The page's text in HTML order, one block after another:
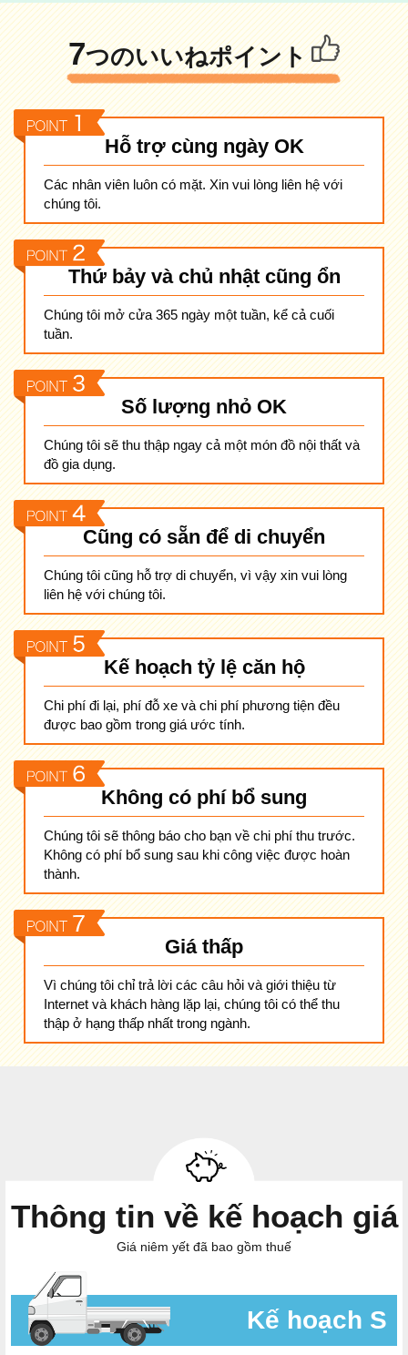
7つのいいねポイント
Hỗ trợ cùng ngày OK
Các nhân viên luôn có mặt. Xin vui lòng liên hệ với
chúng tôi.
Thứ bảy và chủ nhật cũng ổn
Chúng tôi mở cửa 365 ngày một tuần, kể cả cuối
tuần.
Số lượng nhỏ OK
Chúng tôi sẽ thu thập ngay cả một món đồ nội thất và
đồ gia dụng.
Cũng có sẵn để di chuyển
Chúng tôi cũng hỗ trợ di chuyển, vì vậy xin vui lòng
liên hệ với chúng tôi.
Kế hoạch tỷ lệ căn hộ
Chi phí đi lại, phí đỗ xe và chi phí phương tiện đều
được bao gồm trong giá ước tính.
Không có phí bổ sung
Chúng tôi sẽ thông báo cho bạn về chi phí thu trước.
Không có phí bổ sung sau khi công việc được hoàn
thành.
Giá thấp
Vì chúng tôi chỉ trả lời các câu hỏi và giới thiệu từ
Internet và khách hàng lặp lại, chúng tôi có thể thu
thập ở hạng thấp nhất trong ngành.
Thông tin về kế hoạch giá
Giá niêm yết đã bao gồm thuế
Kế hoạch S